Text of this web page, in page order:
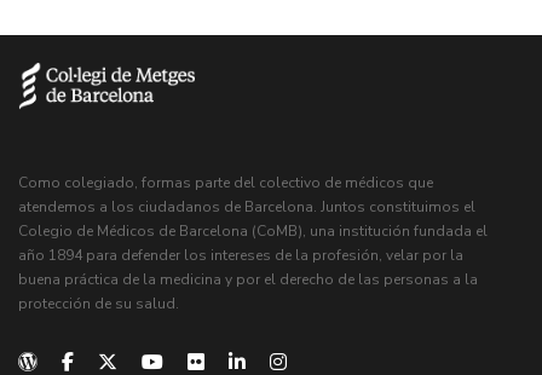
Como colegiado, formas parte del colectivo de médicos que
atendemos a los ciudadanos de Barcelona. Juntos constituimos el
Colegio de Médicos de Barcelona (CoMB), una institución fundada el
año 1894 para defender los intereses de la profesión, velar por la
buena práctica de la medicina y por el derecho de las personas a la
protección de su salud.